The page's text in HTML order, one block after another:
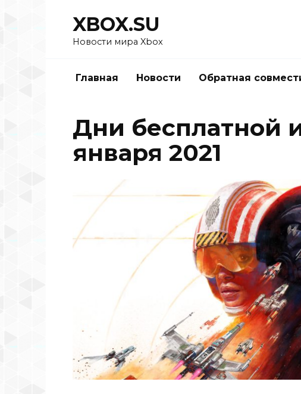
XBOX.SU
Новости мира Xbox
Главная Новости Обратная
Дни бесплатной
января 2021